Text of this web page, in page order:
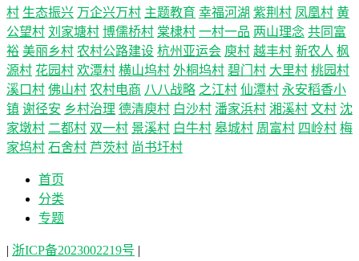
村 生态振兴 万企兴万村 主题教育 幸福河湖 紫荆村 凤凰村 黄
公望村 刘家塘村 博儒桥村 棠棣村 一村一品 两山理念 共同富
裕 美丽乡村 农村公路建设 杭州亚运会 庾村 越丰村 新农人 枫
源村 花园村 欢潭村 横山坞村 外桐坞村 碧门村 大里村 桃园村
溪口村 佛山村 农村电商 八八战略 之江村 仙潭村 永安稻香小
镇 谢径安 乡村治理 德清庾村 白沙村 潘家浜村 湘溪村 文村 沈
家墩村 二都村 双一村 景溪村 白牛村 皋城村 周富村 四岭村 梅
家坞村 石舍村 芦茨村 尚书圩村
首页
分类
专题
| 浙ICP备2023002219号 |